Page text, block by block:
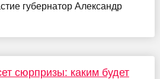
губернатор Александр
сюрпризы: каким будет